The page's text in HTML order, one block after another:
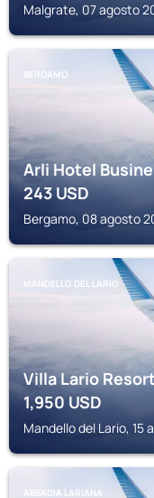
Malgrate, 07 agosto
BERGAMO
Arli Hotel
243USD
Bergamo, 08 agosto
MANDELLO DEL LARIO
Villa Lario
1,950 USD
Mandello del Lario, 15
ABBADIA LARIANA